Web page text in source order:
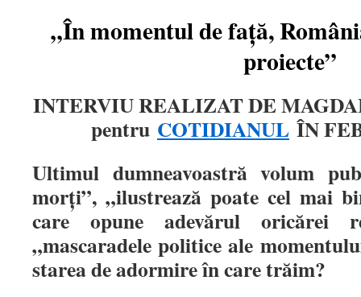
„În momentul de faţă,
proiecte”
INTERVIU REALIZAT DE
pentru COTIDIANUL ÎN
Ultimul dumneavoastră volum
morţi”, „ilustrează poate cel mai
care opune adevărul oricărei
„mascaradele politice ale
starea de adormire în care trăim?